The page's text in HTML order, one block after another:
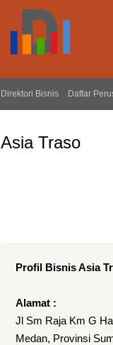
Direktori Bisnis Daftar
Asia Traso
Profil Bisnis Asia
Alamat :
Jl Sm Raja Km G
Medan, Provinsi